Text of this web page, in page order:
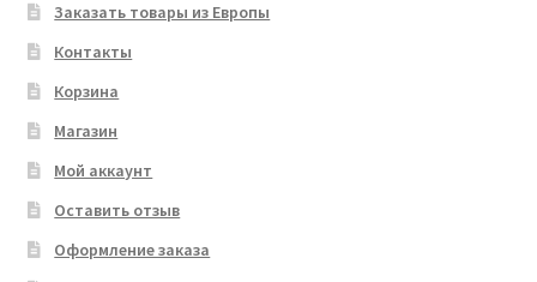
Заказать товары из Европы
Контакты
Корзина
Магазин
Мой аккаунт
Оставить отзыв
Оформление заказа